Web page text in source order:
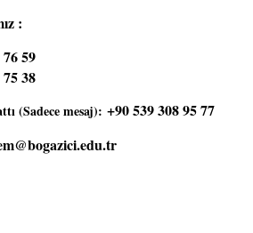
:
59
38
(Sadece mesaj): +90 539 308 95 77